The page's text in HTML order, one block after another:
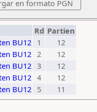
Rd Partien
BU12 1
12
BU12 2
12
BU12 3
12
BU12 4
12
BU12 5
11